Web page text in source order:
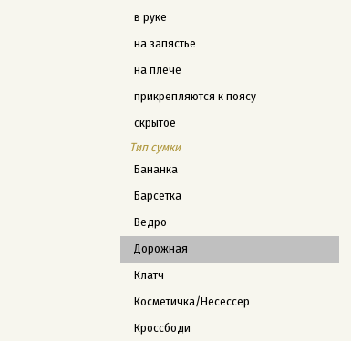
в руке
на запястье
на плече
прикрепляются к поясу
скрытое
Тип сумки
Бананка
Барсетка
Ведро
Дорожная
Клатч
Косметичка/Несессер
Кроссбоди